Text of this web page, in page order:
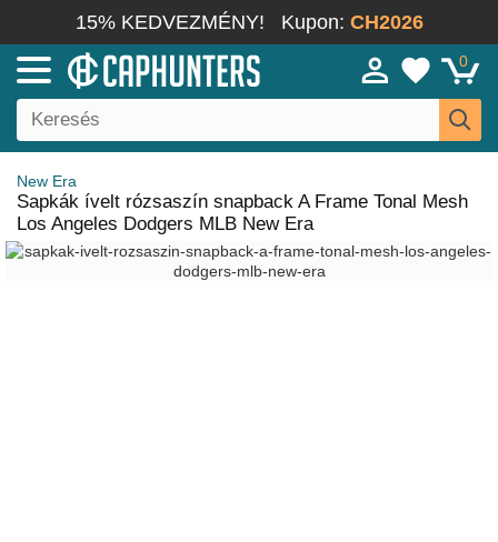
15% KEDVEZMÉNY! Kupon: CH2026
0
New Era
Sapkák ívelt rózsaszín snapback A Frame Tonal Mesh
Los Angeles Dodgers MLB New Era